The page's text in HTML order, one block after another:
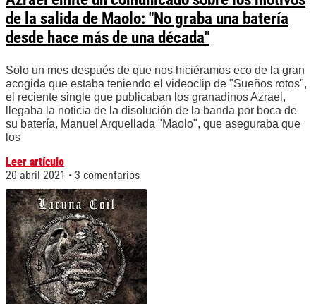
de la salida de Maolo: "No graba una batería
desde hace más de una década"
Solo un mes después de que nos hiciéramos eco de la gran
acogida que estaba teniendo el videoclip de "Sueños rotos",
el reciente single que publicaban los granadinos Azrael,
llegaba la noticia de la disolución de la banda por boca de
su batería, Manuel Arquellada "Maolo", que aseguraba que
los
Leer artículo
20 abril 2021
3 comentarios